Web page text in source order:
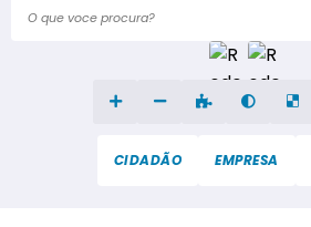
O que voce procura?
CIDADÃO EMPRESA